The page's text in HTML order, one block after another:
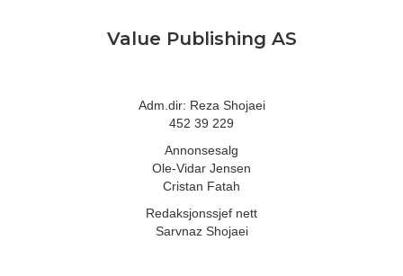
Value Publishing AS
Adm.dir: Reza Shojaei
452 39 229
Annonsesalg
Ole-Vidar Jensen
Cristan Fatah
Redaksjonssjef nett
Sarvnaz Shojaei